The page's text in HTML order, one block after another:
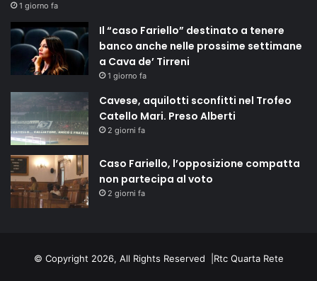
1 giorno fa
Il “caso Fariello” destinato a tenere
banco anche nelle prossime settimane
a Cava de’ Tirreni
1 giorno fa
Cavese, aquilotti sconfitti nel Trofeo
Catello Mari. Preso Alberti
2 giorni fa
Caso Fariello, l’opposizione compatta
non partecipa al voto
2 giorni fa
© Copyright 2026, All Rights Reserved | Rtc Quarta Rete